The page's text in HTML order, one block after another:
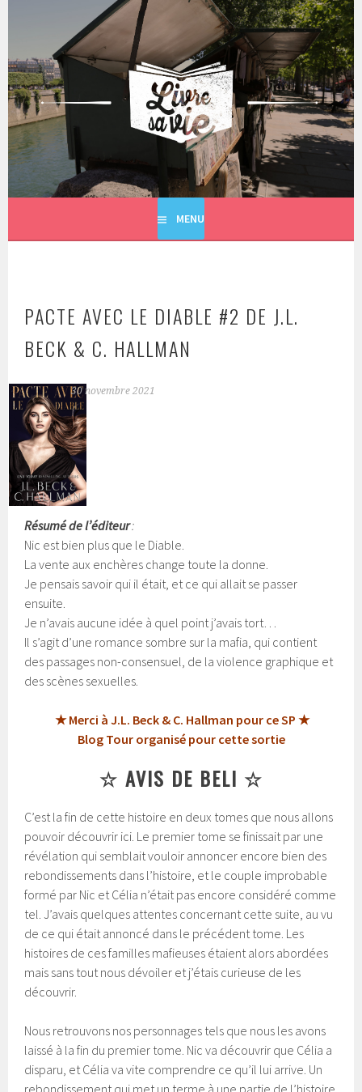
principal
LIVRE SA VIE
MENU
PACTE AVEC LE DIABLE #2 DE J.L.
BECK & C. HALLMAN
30 novembre 2021
Résumé de l’éditeur:
Nic est bien plus que le Diable.
La vente aux enchères change toute la donne.
Je pensais savoir qui il était, et ce qui allait se passer
ensuite.
Je n’avais aucune idée à quel point j’avais tort…
Il s’agit d’une romance sombre sur la mafia, qui contient
des passages non-consensuel, de la violence graphique et
des scènes sexuelles.
★ Merci à J.L. Beck & C. Hallman pour ce SP ★
Blog Tour organisé pour cette sortie
☆ AVIS DE BELI ☆
C’est la fin de cette histoire en deux tomes que nous allons
pouvoir découvrir ici. Le premier tome se finissait par une
révélation qui semblait vouloir annoncer encore bien des
rebondissements dans l’histoire, et le couple improbable
formé par Nic et Célia n’était pas encore considéré comme
tel. J’avais quelques attentes concernant cette suite, au vu
de ce qui était annoncé dans le précédent tome. Les
histoires de ces familles mafieuses étaient alors abordées
mais sans tout nous dévoiler et j’étais curieuse de les
découvrir.
Nous retrouvons nos personnages tels que nous les avons
laissé à la fin du premier tome. Nic va découvrir que Célia a
disparu, et Célia va vite comprendre ce qu’il lui arrive. Un